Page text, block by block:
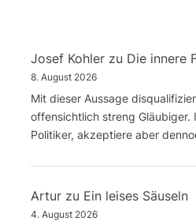
Josef Kohler zu Die innere
8. August 2026
Mit dieser Aussage
offensichtlich streng Gläubiger.
Politiker, akzeptiere aber
Artur zu Ein leises Säuseln
4. August 2026